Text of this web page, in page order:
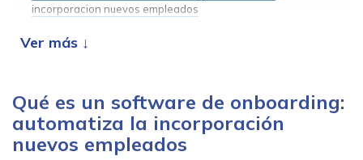
incorporacion nuevos empleados
Factorial HR
TalentLMS
Funcionalidades del software para automatizar el proceso de
Qué es un software de onboarding:
automatiza la incorporación
nuevos empleados